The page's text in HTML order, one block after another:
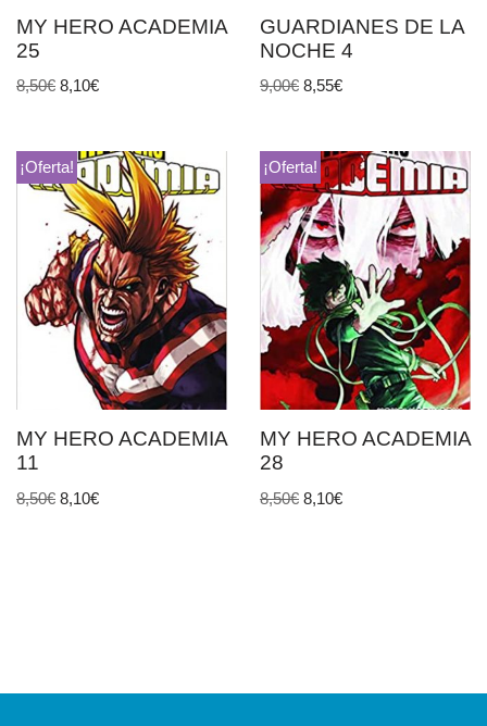
MY HERO ACADEMIA
25
8,50€ 8,10€
GUARDIANES DE LA
NOCHE 4
9,00€ 8,55€
¡Oferta!
MY HERO ACADEMIA
11
8,50€ 8,10€
¡Oferta!
MY HERO ACADEMIA
28
8,50€ 8,10€